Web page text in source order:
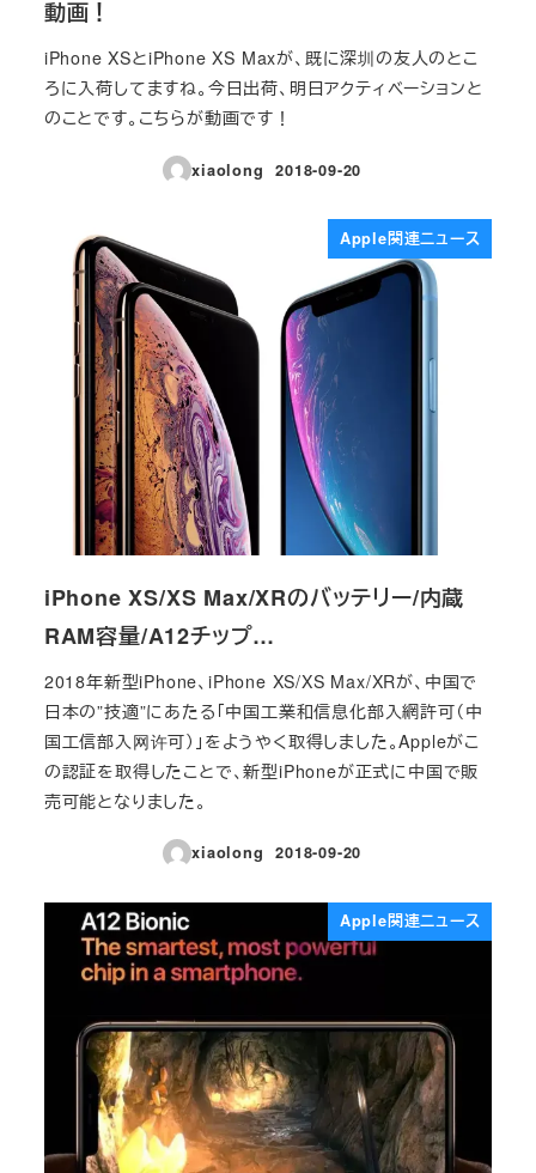
動画！
iPhone XSとiPhone XS Maxが、既に深圳の友人のとこ
ろに入荷してますね。今日出荷、明日アクティベーションと
のことです。こちらが動画です！
xiaolong
投稿日
2018-09-20
Apple関連ニュース
iPhone XS/XS Max/XRのバッテリー/内蔵
RAM容量/A12チップ…
2018年新型iPhone、iPhone XS/XS Max/XRが、中国で
日本の”技適”にあたる「中国工業和信息化部入網許可（中
国工信部入网许可）」をようやく取得しました。Appleがこ
の認証を取得したことで、新型iPhoneが正式に中国で販
売可能となりました。
xiaolong
投稿日
2018-09-20
Apple関連ニュース